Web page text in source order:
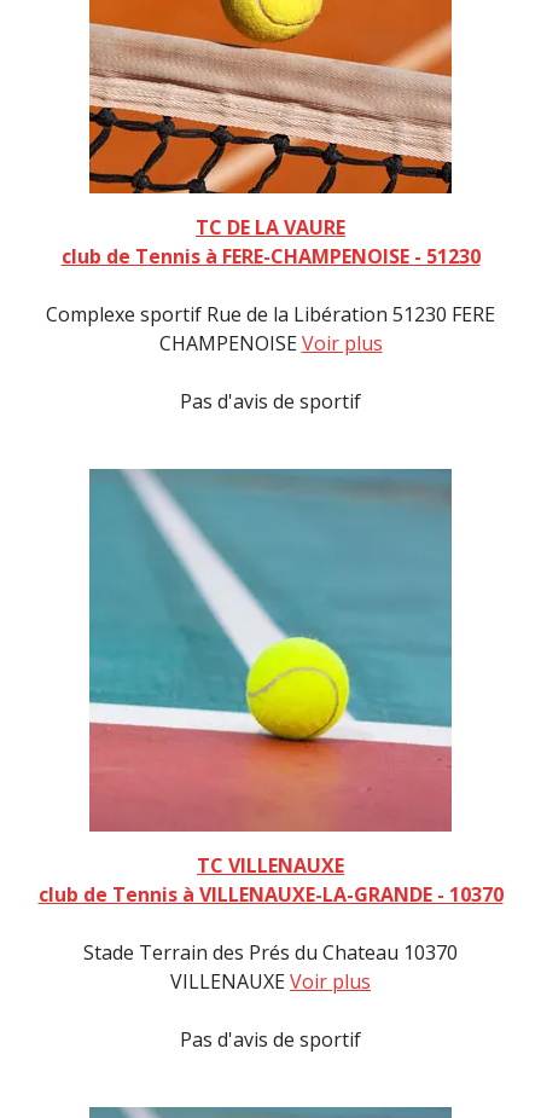
TC DE LA VAURE
club de Tennis à FERE-CHAMPENOISE - 51230
Complexe sportif Rue de la Libération 51230 FERE
CHAMPENOISEVoir plus
Pas d'avis de sportif
TC VILLENAUXE
club de Tennis à VILLENAUXE-LA-GRANDE - 10370
Stade Terrain des Prés du Chateau 10370
VILLENAUXEVoir plus
Pas d'avis de sportif